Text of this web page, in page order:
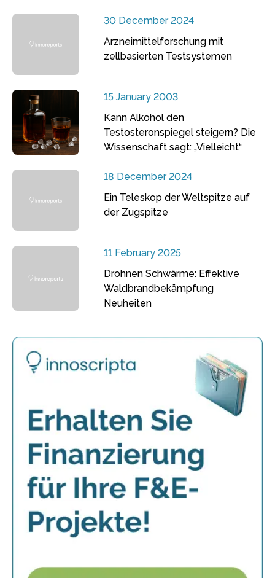
30 December 2024
Arzneimittelforschung mit
zellbasierten Testsystemen
15 January 2003
Kann Alkohol den
Testosteronspiegel steigern? Die
Wissenschaft sagt: „Vielleicht“
18 December 2024
Ein Teleskop der Weltspitze auf
der Zugspitze
11 February 2025
Drohnen Schwärme: Effektive
Waldbrandbekämpfung
Neuheiten